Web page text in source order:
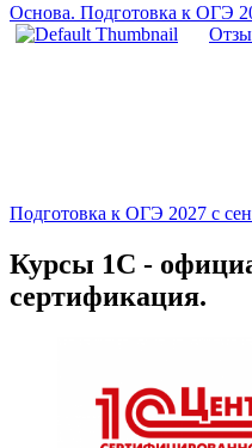
Основа. Подготовка к ОГЭ
Подготовка к ОГЭ 2027 с
Курсы 1С -
сертификация.